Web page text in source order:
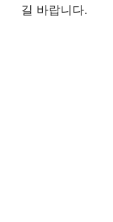
길 바랍니다.